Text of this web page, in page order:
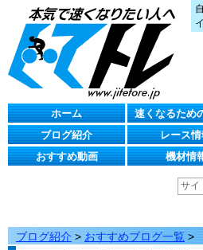
ホーム
速くなるため
ブログ紹介
レース
おすすめ動画
機材情
ブログ紹介 > おすすめブログ一覧 >